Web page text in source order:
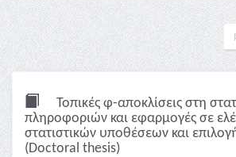
Τοπικές φ-αποκλίσεις στη
πληροφοριών και εφαρμογές σε
στατιστικών υποθέσεων και
(Doctoral thesis)